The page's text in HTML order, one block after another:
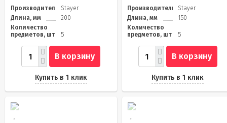
Производитель
Stayer
Длина, мм
200
Количество
предметов, шт
5
В корзину
Купить в 1 клик
Производитель
Stayer
Длина, мм
150
Количество
предметов, шт
5
В корзину
Купить в 1 клик